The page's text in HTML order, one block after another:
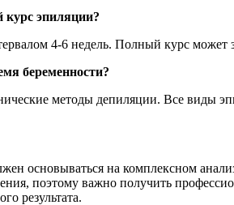
эпиляции?
4-6 недель. Полный курс может
беременности?
методы депиляции. Все виды
основываться на комплексном
поэтому важно получить
результата.